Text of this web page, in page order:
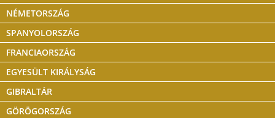
NÉMETORSZÁG
SPANYOLORSZÁG
FRANCIAORSZÁG
EGYESÜLT KIRÁLYSÁG
GIBRALTÁR
GÖRÖGORSZÁG